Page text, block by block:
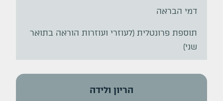
דמי הבראה
תוספת פרונטלית (לעוזרי ועוזרות הוראה בתואר
שני)
הריון ולידה